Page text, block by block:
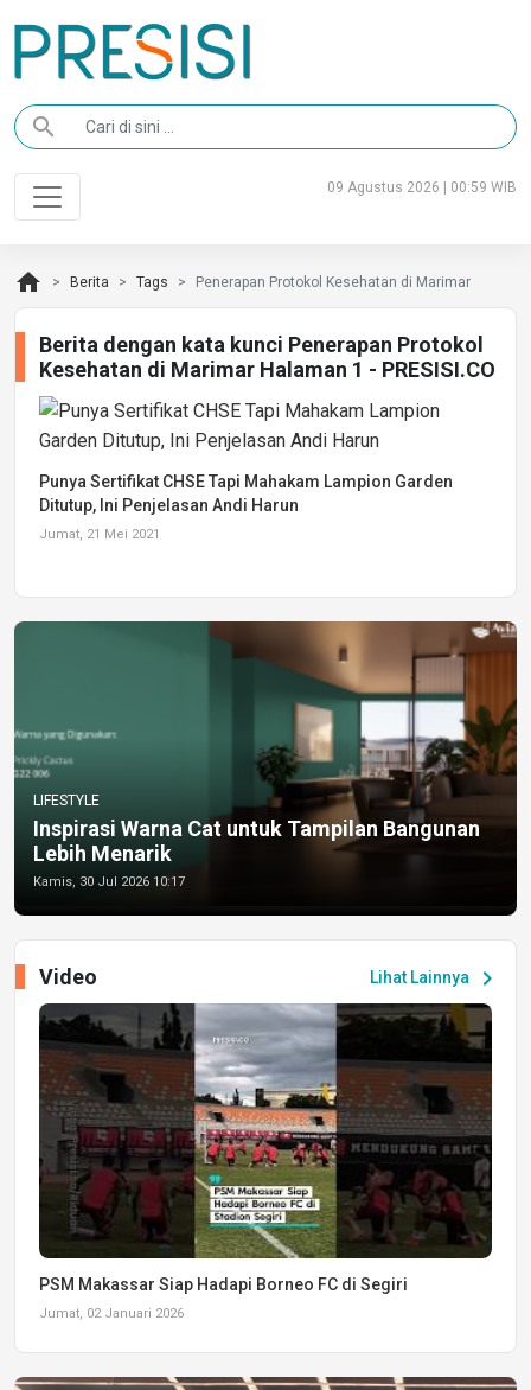
search
09 Agustus 2026 | 00:59 WIB
home Berita Tags Penerapan Protokol Kesehatan di Marimar
Berita dengan kata kunci Penerapan Protokol
Kesehatan di Marimar Halaman 1 - PRESISI.CO
Punya Sertifikat CHSE Tapi Mahakam Lampion Garden
Ditutup, Ini Penjelasan Andi Harun
Jumat, 21 Mei 2021
LIFESTYLE
Inspirasi Warna Cat untuk Tampilan Bangunan
Lebih Menarik
Kamis, 30 Jul 2026 10:17
Lihat Lainnya chevron_right
Video
PSM Makassar Siap Hadapi Borneo FC di Segiri
Jumat, 02 Januari 2026